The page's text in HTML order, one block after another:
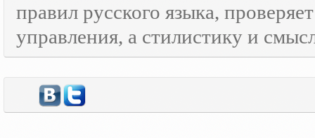
правил русского языка,
управления, а стилистику и